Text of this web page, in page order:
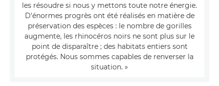
les résoudre si nous y mettons toute notre énergie.
D'énormes progrès ont été réalisés en matière de
préservation des espèces : le nombre de gorilles
augmente, les rhinocéros noirs ne sont plus sur le
point de disparaître ; des habitats entiers sont
protégés. Nous sommes capables de renverser la
situation. »